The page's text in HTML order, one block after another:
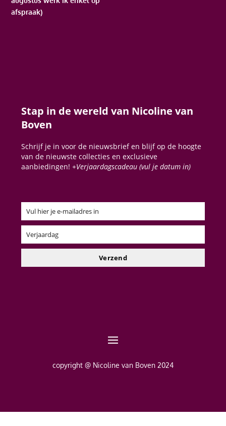
afspraak)
Stap in de wereld van Nicoline van
Boven
Schrijf je in voor de nieuwsbrief en blijf op de hoogte
van de nieuwste collecties en exclusieve
aanbiedingen!+Verjaardagscadeau (vul je datum in)
Email
Vul hier je e-mailadres in
Verjaardag
Verjaardag
Verzend
copyright @ Nicoline van Boven 2024